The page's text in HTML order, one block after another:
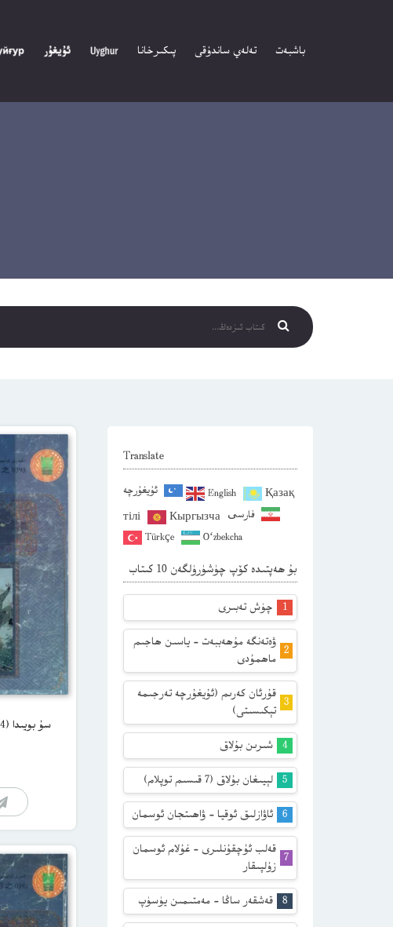
باشبەت تەلەي ساندۇقى پىكىرخانا
Translate
ئۇيغۇرچە English
Қазақ
тілі
Кыргызча فارسی
Türkçe
O‘zbekcha
بۇ ھەپتىدە كۆپ چۈشۈرۈلگەن 10 كىتاب
چۈش تەبىرى
ۋەتەنگە مۇھەببەت – ياسىن ھاجىم
ماھمۇدى
قۇرئان كەرىم (ئۇيغۇرچە تەرجىمە
تېكىسىتى)
شىرىن بۇلاق
لېيىغان بۇلاق (7 قىسىم توپلام)
ئاۋازلىق ئوقيا – ۋاھىتجان ئوسمان
قەلب ئۇچقۇنلىرى – غۇلام ئوسمان
زۇلپىقار
قەشقەر ساڭا – مەمتىمىن يۈسۈپ